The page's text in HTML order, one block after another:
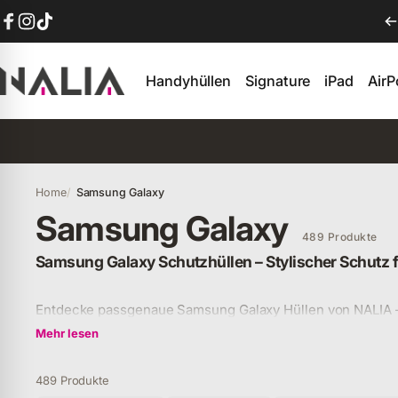
Direkt zum Inhalt
NALIA Berlin Handyhüllen
Handyhüllen
Signature
Signature
iPad
iPad
Home Samsung Galaxy
Samsung Galaxy 489 Produkte
Samsung Galaxy Schutzhüllen – Stylischer Schutz
Entdecke passgenaue Samsung Galaxy Hüllen von
robust & alltagstauglich. Jetzt Handyhülle für dein Galaxy
Mehr lesen
489 Produkte